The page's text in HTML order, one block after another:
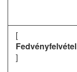
[
Fedvényfelvétel
]